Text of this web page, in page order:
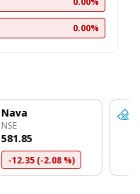
0.00%
Nava
NSE
₹581.85
-12.35 (-2.08 %)